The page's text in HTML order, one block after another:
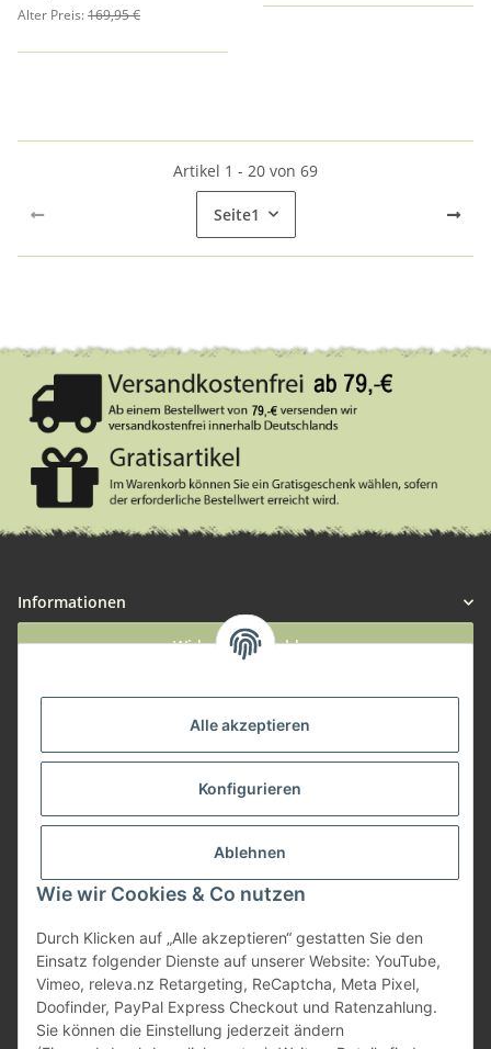
Alle akzeptieren
Konfigurieren
Ablehnen
Wie wir Cookies & Co nutzen
Durch Klicken auf „Alle akzeptieren“ gestatten Sie den
Einsatz folgender Dienste auf unserer Website: YouTube,
Vimeo, releva.nz Retargeting, ReCaptcha, Meta Pixel,
Doofinder, PayPal Express Checkout und Ratenzahlung.
Sie können die Einstellung jederzeit ändern
Alter Preis:169,95 €
Artikel 1 - 20 von 69
Seite1
Informationen
Widerruf anmelden
Zahlungsmöglichkeiten